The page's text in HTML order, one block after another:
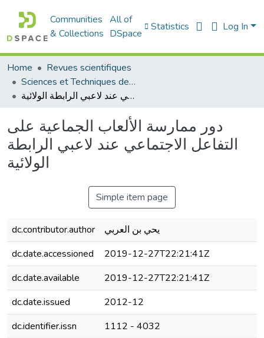
Communities
& Collections
All of
DSpace
Statistics Log In
Home
Revues scientifiques
Sciences et Techniques des Activités Physiques et Sportives (RISTAPS)
دور ممارسة الألعاب الجماعية على التفاعل الاجتماعي عند لاعبي الرابطة الولائية
دور ممارسة الألعاب الجماعية على
التفاعل الاجتماعي عند لاعبي الرابطة
الولائية
Simple item page
dc.contributor.author
يحي بن العربي
dc.date.accessioned
2019-12-27T22:21:41Z
dc.date.available
2019-12-27T22:21:41Z
dc.date.issued
2012-12
dc.identifier.issn
1112 - 4032